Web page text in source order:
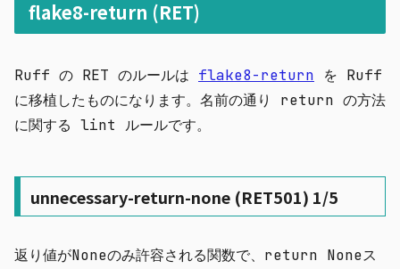
flake8-return (RET)
Ruff の RET のルールは flake8-return を Ruff
に移植したものになります。名前の通り return の方法
に関する lint ルールです。
unnecessary-return-none (RET501) 1/5
返り値がNoneのみ許容される関数で、 return Noneス